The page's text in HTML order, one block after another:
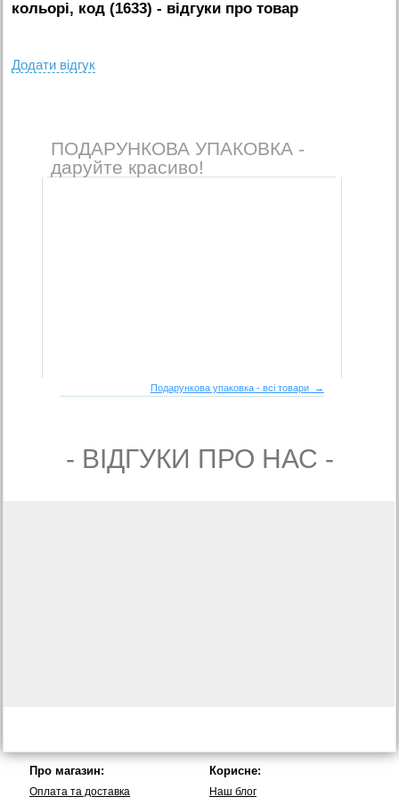
кольорі, код (1633) - вiдгуки про товар
Додати вiдгук
ПОДАРУНКОВА УПАКОВКА -
даруйте красиво!
Подарункова упаковка - всі товари →
- ВIДГУКИ ПРО НАС -
Про магазин:
Оплата та доставка
Корисне:
Наш блог